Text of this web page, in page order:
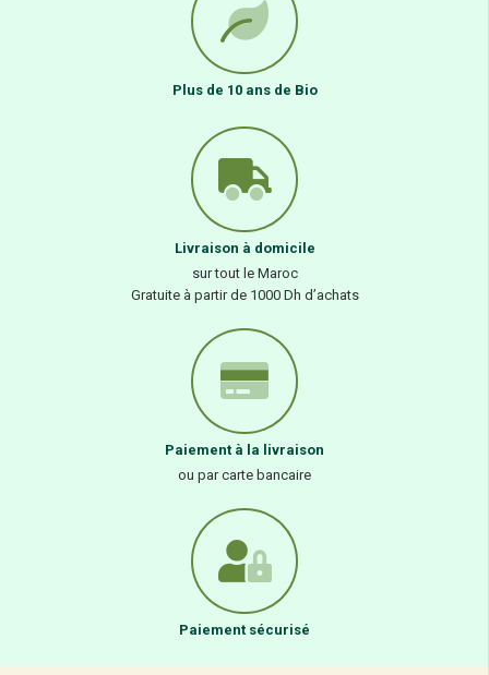
Plus de 10 ans de Bio
Livraison à domicile
sur tout le Maroc
Gratuite à partir de 1000 Dh d’achats
Paiement à la livraison
ou par carte bancaire
Paiement sécurisé